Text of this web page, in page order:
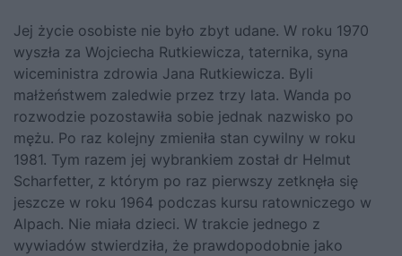
Jej życie osobiste nie było zbyt udane. W roku 1970
wyszła za Wojciecha Rutkiewicza, taternika, syna
wiceministra zdrowia Jana Rutkiewicza. Byli
małżeństwem zaledwie przez trzy lata. Wanda po
rozwodzie pozostawiła sobie jednak nazwisko po
mężu. Po raz kolejny zmieniła stan cywilny w roku
1981. Tym razem jej wybrankiem został dr Helmut
Scharfetter, z którym po raz pierwszy zetknęła się
jeszcze w roku 1964 podczas kursu ratowniczego w
Alpach. Nie miała dzieci. W trakcie jednego z
wywiadów stwierdziła, że prawdopodobnie jako